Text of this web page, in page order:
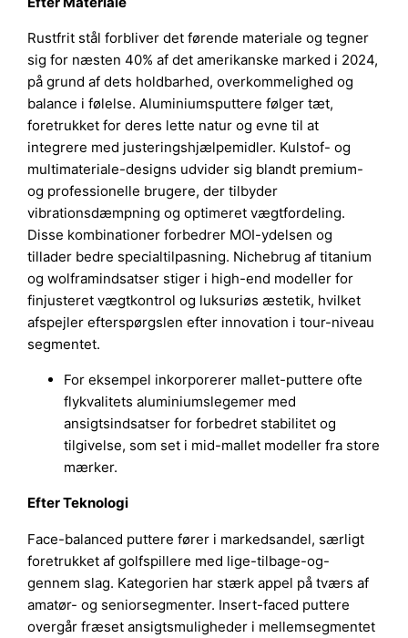
Rustfrit stål forbliver det førende materiale og tegner
sig for næsten 40% af det amerikanske marked i 2024,
på grund af dets holdbarhed, overkommelighed og
balance i følelse. Aluminiumsputtere følger tæt,
foretrukket for deres lette natur og evne til at
integrere med justeringshjælpemidler. Kulstof- og
multimateriale-designs udvider sig blandt premium-
og professionelle brugere, der tilbyder
vibrationsdæmpning og optimeret vægtfordeling.
Disse kombinationer forbedrer MOI-ydelsen og
tillader bedre specialtilpasning. Nichebrug af titanium
og wolframindsatser stiger i high-end modeller for
finjusteret vægtkontrol og luksuriøs æstetik, hvilket
afspejler efterspørgslen efter innovation i tour-niveau
segmentet.
For eksempel inkorporerer mallet-puttere ofte
flykvalitets aluminiumslegemer med
ansigtsindsatser for forbedret stabilitet og
tilgivelse, som set i mid-mallet modeller fra store
mærker.
Efter Teknologi
Face-balanced puttere fører i markedsandel, særligt
foretrukket af golfspillere med lige-tilbage-og-
gennem slag. Kategorien har stærk appel på tværs af
amatør- og seniorsegmenter. Insert-faced puttere
overgår fræset ansigtsmuligheder i mellemsegmentet